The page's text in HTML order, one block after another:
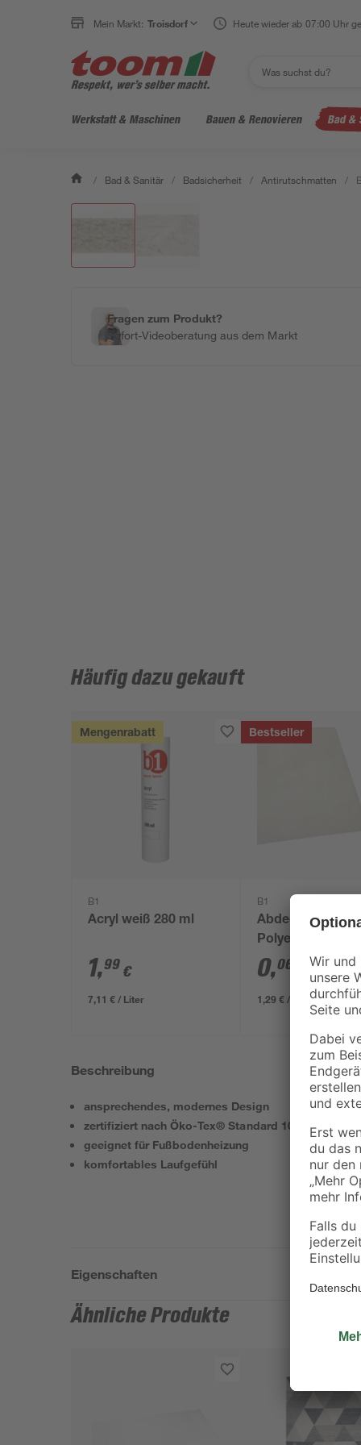
Mein Markt: Troisdorf Heute wieder ab 07:00 Uhr
Werkstatt & Maschinen Bauen & Renovieren Bad &
/ Bad & Sanitär / Badsicherheit / Antirutschmatten /
Fragen zum Produkt?
Sofort-Videoberatung aus dem Markt
Häufig dazu gekauft
Mengenrabatt
B1
Acryl weiß 280 ml
1,99 €
7,11 € / Liter
Bestseller
B1
Abdeckplane
Polyethylen
transparent 4 x
0,06
/ m²
1,29 € / Pack
Beschreibung
ansprechendes, modernes Design
zertifiziert nach Öko-Tex® Standard 100 -
geeignet für Fußbodenheizung
komfortables Laufgefühl
Eigenschaften
Ähnliche Produkte